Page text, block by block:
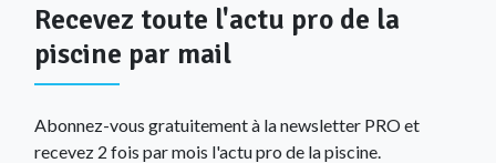
Recevez toute l'actu pro de la
piscine par mail
Abonnez-vous gratuitement à la newsletter PRO et
recevez 2 fois par mois l'actu pro de la piscine.